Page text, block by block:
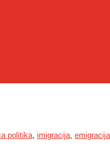
politika, imigracija, emigracija